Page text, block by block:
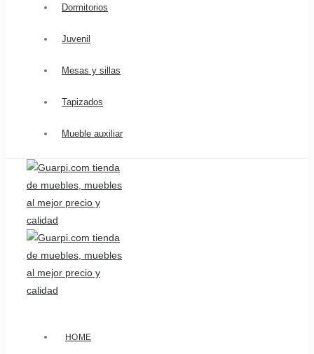
Dormitorios
Juvenil
Mesas y sillas
Tapizados
Mueble auxiliar
HOME